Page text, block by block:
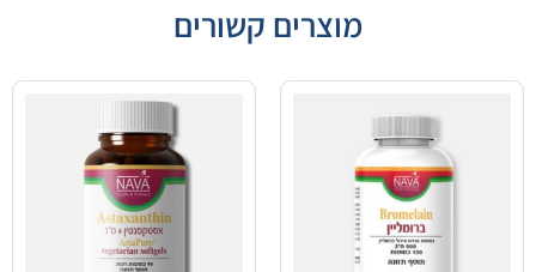
מוצרים קשורים